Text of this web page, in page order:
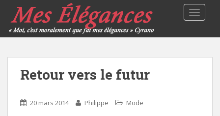
Retour vers le futur
20 mars 2014 Philippe Mode